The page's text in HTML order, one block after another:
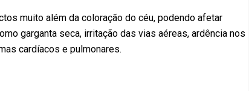
muito além da coloração do céu, podendo afetar
garganta seca, irritação das vias aéreas, ardência nos
cardíacos e pulmonares.